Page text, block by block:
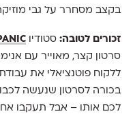
בקצב מסחרר על גבי
זכורים לטובה: סטודיו
סרטון קצר, מאוייר עם
ללקוח פוטנציאלי את
בכורה לסרטון שנעשה
לכם אותו – אבל תעקבו